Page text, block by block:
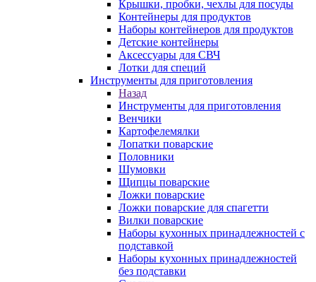
Крышки, пробки, чехлы для посуды
Контейнеры для продуктов
Наборы контейнеров для продуктов
Детские контейнеры
Аксессуары для СВЧ
Лотки для специй
Инструменты для приготовления
Назад
Инструменты для приготовления
Венчики
Картофелемялки
Лопатки поварские
Половники
Шумовки
Щипцы поварские
Ложки поварские
Ложки поварские для спагетти
Вилки поварские
Наборы кухонных принадлежностей с
подставкой
Наборы кухонных принадлежностей
без подставки